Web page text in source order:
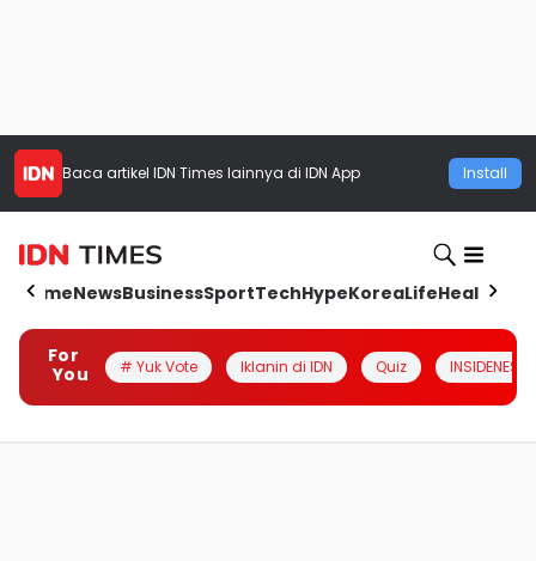
Baca artikel IDN Times lainnya di IDN App Install
HomeNewsBusinessSportTechHypeKoreaLifeHealth
For
You
# Yuk Vote Iklanin di IDN Quiz INSIDENESIA